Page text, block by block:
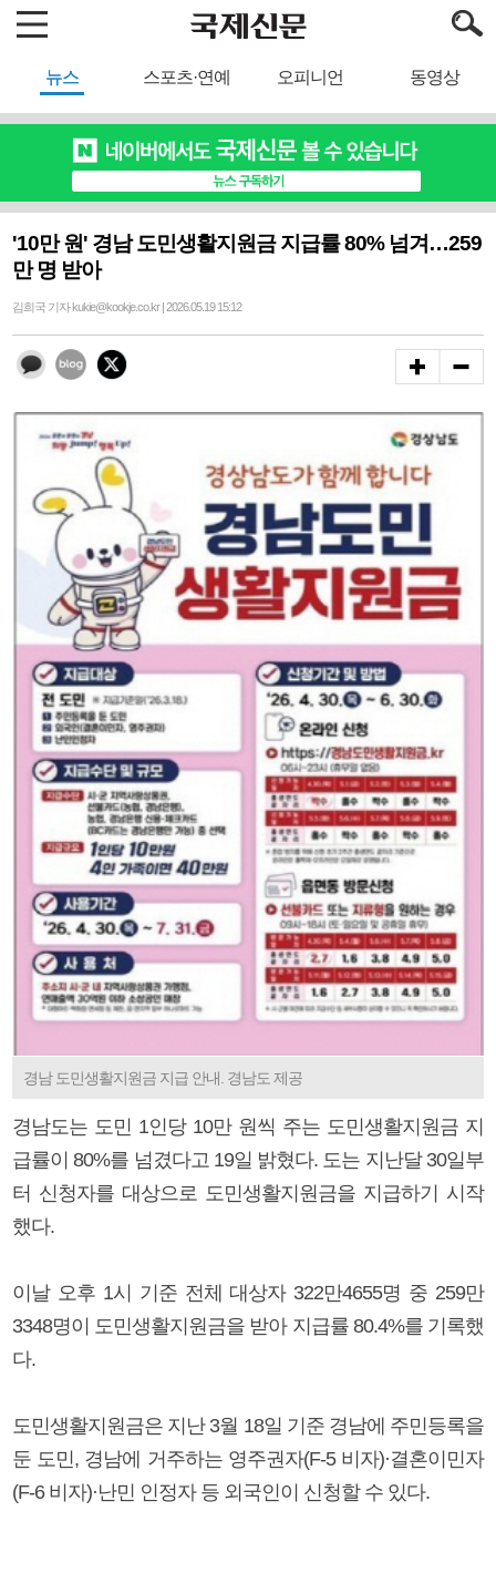
뉴스 스포츠·연예 오피니언 동영상
'10만 원' 경남 도민생활지원금 지급률 80% 넘겨…259
만 명 받아
김희국 기자 kukie@kookje.co.kr | 2026.05.19 15:12
경남 도민생활지원금 지급 안내. 경남도 제공
경남도는 도민 1인당 10만 원씩 주는 도민생활지원금 지
급률이 80%를 넘겼다고 19일 밝혔다. 도는 지난달 30일부
터 신청자를 대상으로 도민생활지원금을 지급하기 시작
했다.
이날 오후 1시 기준 전체 대상자 322만4655명 중 259만
3348명이 도민생활지원금을 받아 지급률 80.4%를 기록했
다.
도민생활지원금은 지난 3월 18일 기준 경남에 주민등록을
둔 도민, 경남에 거주하는 영주권자(F-5 비자)·결혼이민자
(F-6 비자)·난민 인정자 등 외국인이 신청할 수 있다.